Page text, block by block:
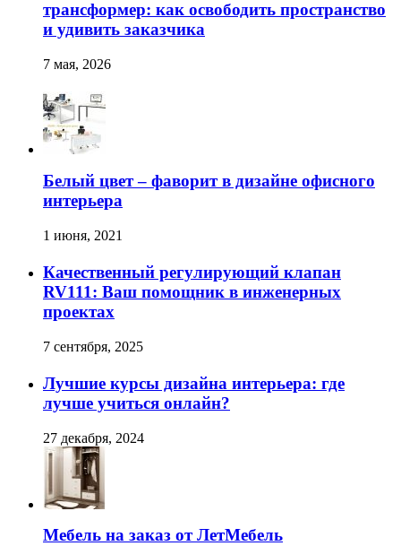
трансформер: как освободить пространство
и удивить заказчика
7 мая, 2026
Белый цвет – фаворит в дизайне офисного
интерьера
1 июня, 2021
Качественный регулирующий клапан
RV111: Ваш помощник в инженерных
проектах
7 сентября, 2025
Лучшие курсы дизайна интерьера: где
лучше учиться онлайн?
27 декабря, 2024
Мебель на заказ от ЛетМебель